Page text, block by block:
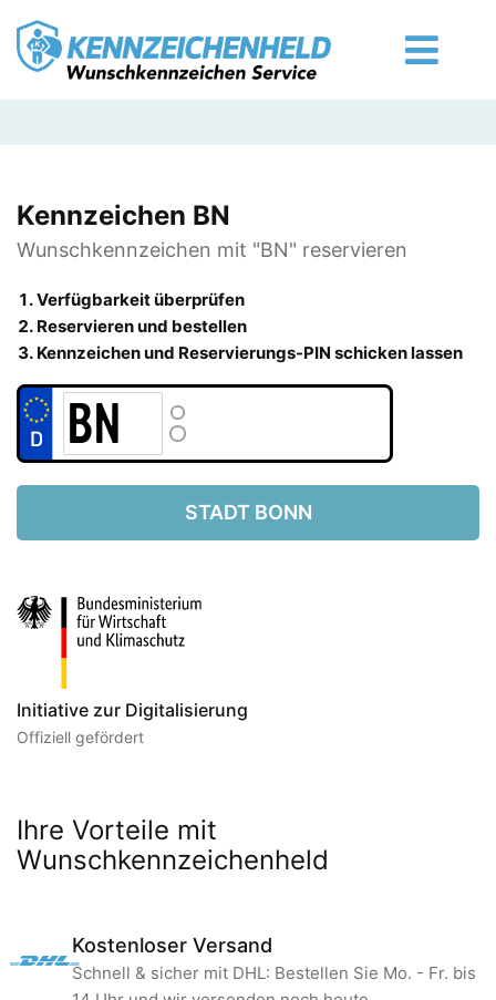
Kennzeichen BN
Wunschkennzeichen mit "BN" reservieren
Verfügbarkeit überprüfen
Reservieren und bestellen
Kennzeichen und Reservierungs-PIN schicken lassen
STADT BONN
Initiative zur Digitalisierung
Offiziell gefördert
Ihre Vorteile mit
Wunschkennzeichenheld
Kostenloser Versand
Schnell & sicher mit DHL: Bestellen Sie Mo. - Fr. bis